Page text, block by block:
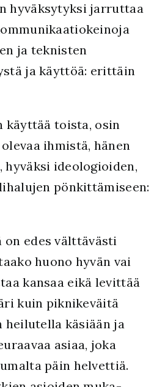
hyväksytyksi jarruttaa
ja teknisten
ja käyttöä: erittäin
käyttää toista, osin
ihmistä, hänen
hyväksi ideologioiden,
pönkittämiseen:
on edes välttävästi
huono hyvän vai
kansaa eikä levittää
kuin piknikeväitä
käsiään ja
asiaa, joka
päin helvettiä.